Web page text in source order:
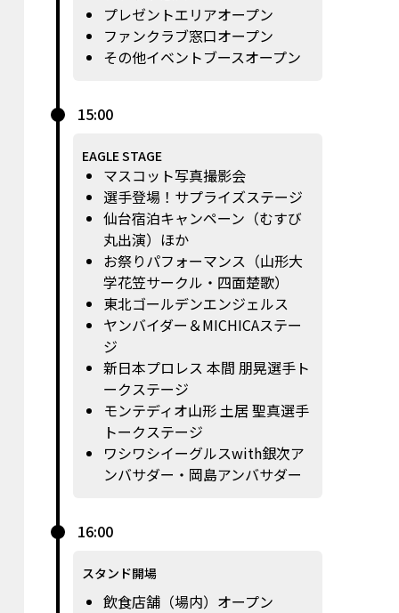
プレゼントエリアオープン
ファンクラブ窓口オープン
その他イベントブースオープン
15:00
EAGLE STAGE
マスコット写真撮影会
選手登場！サプライズステージ
仙台宿泊キャンペーン（むすび
丸出演）ほか
お祭りパフォーマンス（山形大
学花笠サークル・四面楚歌）
東北ゴールデンエンジェルス
ヤンバイダー＆MICHICAステー
ジ
新日本プロレス 本間 朋晃選手ト
ークステージ
モンテディオ山形 土居 聖真選手
トークステージ
ワシワシイーグルスwith銀次ア
ンバサダー・岡島アンバサダー
16:00
スタンド開場
飲食店舗（場内）オープン